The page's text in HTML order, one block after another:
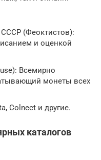
(Феоктистов):
и оценкой
Всемирно
монеты всех
Colnect и другие.
каталогов